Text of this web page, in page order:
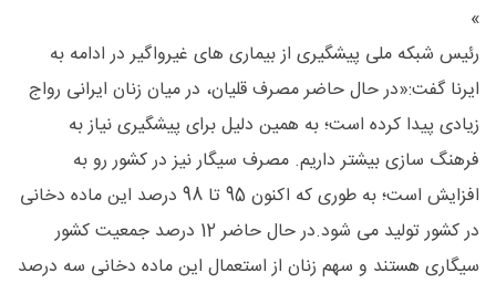
»
رئیس شبکه ملی پیشگیری از بیماری های غیرواگیر در ادامه به
ایرنا گفت:«در حال حاضر مصرف قلیان، در میان زنان ایرانی رواج
زیادی پیدا کرده است؛ به همین دلیل برای پیشگیری نیاز به
فرهنگ سازی بیشتر داریم. مصرف سیگار نیز در کشور رو به
افزایش است؛ به طوری که اکنون 95 تا 98 درصد این ماده دخانی
در کشور تولید می شود.در حال حاضر 12 درصد جمعیت کشور
سیگاری هستند و سهم زنان از استعمال این ماده دخانی سه درصد